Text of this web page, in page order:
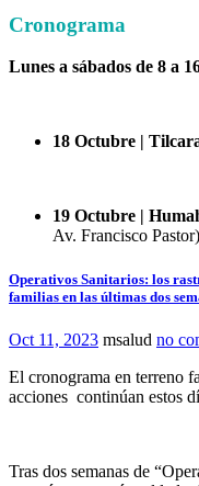
Cronograma
Lunes a sábados de 8 a
18 Octubre |
19 Octubre |
Av. Francisco Pastor)
Operativos Sanitarios: los
familias en las últimas dos
Oct 11, 2023 msalud no
El cronograma en terreno
acciones continúan estos
Tras dos semanas de